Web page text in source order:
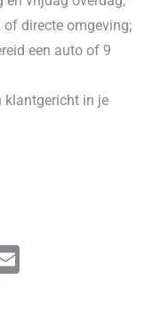
directe omgeving;
een auto of 9
klantgericht in je